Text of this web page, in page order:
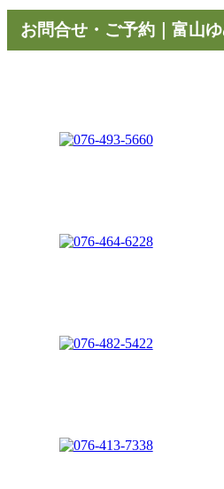
お問合せ・ご予約｜富山